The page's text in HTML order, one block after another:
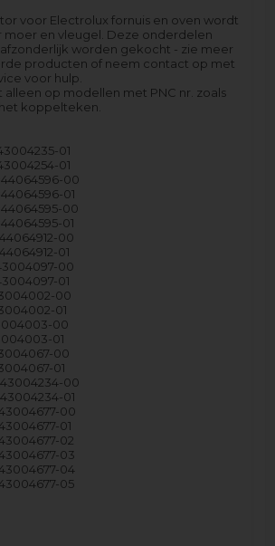
voor Electrolux fornuis en oven wordt
en vleugel. Deze onderdelen
worden gekocht - zie meer
producten of neem contact op met
voor hulp.
op modellen met PNC nr. zoals
koppelteken.
01
01
00
01
00
01
00
01
00
01
00
01
00
01
00
01
00
01
00
01
02
03
04
05